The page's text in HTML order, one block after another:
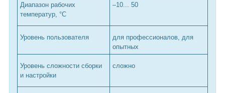
Диапазон рабочих
температур, °С
–10... 50
Уровень пользователя
для профессионалов, для
опытных
Уровень сложности сборки
и настройки
сложно